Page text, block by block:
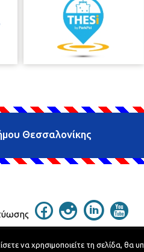
Θεσσαλονίκης
να χρησιμοποιείτε τη σελίδα, θα